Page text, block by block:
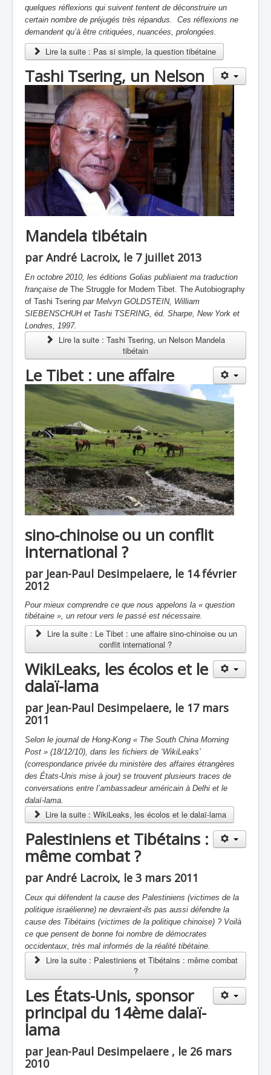
quelques réflexions qui suivent tentent de déconstruire un
certain nombre de préjugés très répandus. Ces réflexions ne
demandent qu’à être critiquées, nuancées, prolongées.
Lire la suite : Pas si simple, la question tibétaine
Tashi Tsering, un Nelson
Mandela tibétain
par André Lacroix, le 7 juillet 2013
En octobre 2010, les éditions Golias publiaient ma traduction
française de The Struggle for Modern Tibet. The Autobiography
of Tashi Tsering par Melvyn GOLDSTEIN, William
SIEBENSCHUH et Tashi TSERING, éd. Sharpe, New York et
Londres, 1997.
Lire la suite : Tashi Tsering, un Nelson Mandela
tibétain
Le Tibet : une affaire
sino-chinoise ou un conflit
international ?
par Jean-Paul Desimpelaere, le 14 février
2012
Pour mieux comprendre ce que nous appelons la « question
tibétaine », un retour vers le passé est nécessaire.
Lire la suite : Le Tibet : une affaire sino-chinoise ou un
conflit international ?
WikiLeaks, les écolos et le
dalaï-lama
par Jean-Paul Desimpelaere, le 17 mars
2011
Selon le journal de Hong-Kong « The South China Morning
Post » (18/12/10), dans les fichiers de ‘WikiLeaks’
(correspondance privée du ministère des affaires étrangères
des États-Unis mise à jour) se trouvent plusieurs traces de
conversations entre l’ambassadeur américain à Delhi et le
dalaï-lama.
Lire la suite : WikiLeaks, les écolos et le dalaï-lama
Palestiniens et Tibétains :
même combat ?
par André Lacroix, le 3 mars 2011
Ceux qui défendent la cause des Palestiniens (victimes de la
politique israélienne) ne devraient-ils pas aussi défendre la
cause des Tibétains (victimes de la politique chinoise) ? Voilà
ce que pensent de bonne foi nombre de démocrates
occidentaux, très mal informés de la réalité tibétaine.
Lire la suite : Palestiniens et Tibétains : même combat
?
Les États-Unis, sponsor
principal du 14ème dalaï-
lama
par Jean-Paul Desimpelaere , le 26 mars
2010